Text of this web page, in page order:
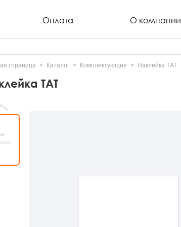
Оплата О компании
страница Каталог Комплектующие Наклейка ТАТ
ТАТ